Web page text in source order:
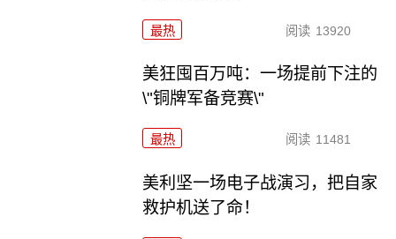
最热 阅读 13920
美狂囤百万吨：一场提前下注的
\"铜牌军备竞赛\"
最热 阅读 11481
美利坚一场电子战演习，把自家
救护机送了命！